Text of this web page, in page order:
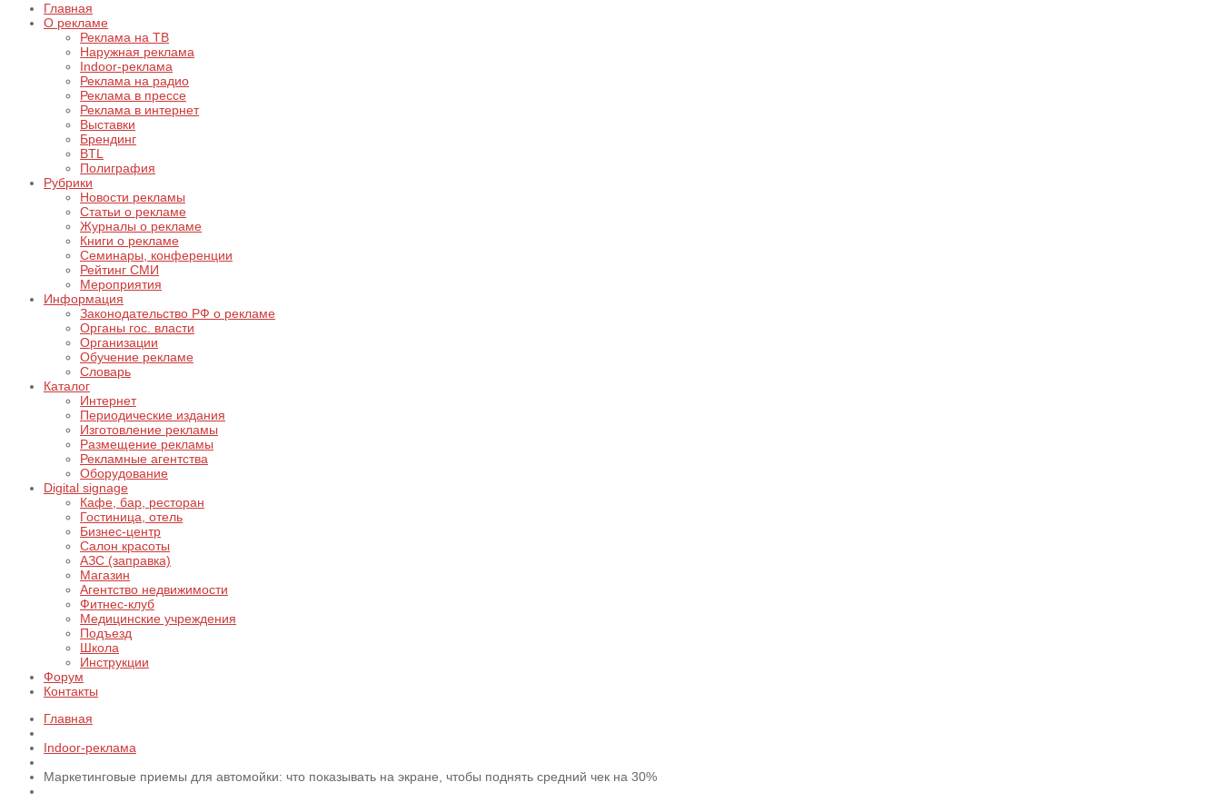
Главная
О рекламе
Реклама на ТВ
Наружная реклама
Indoor-реклама
Реклама на радио
Реклама в прессе
Реклама в интернет
Выставки
Брендинг
BTL
Полиграфия
Рубрики
Новости рекламы
Статьи о рекламе
Журналы о рекламе
Книги о рекламе
Семинары, конференции
Рейтинг СМИ
Мероприятия
Информация
Законодательство РФ о рекламе
Органы гос. власти
Организации
Обучение рекламе
Словарь
Каталог
Интернет
Периодические издания
Изготовление рекламы
Размещение рекламы
Рекламные агентства
Оборудование
Digital signage
Кафе, бар, ресторан
Гостиница, отель
Бизнес-центр
Салон красоты
АЗС (заправка)
Магазин
Агентство недвижимости
Фитнес-клуб
Медицинские учреждения
Подъезд
Школа
Инструкции
Форум
Контакты
Главная
Indoor-реклама
Маркетинговые приемы для автомойки: что показывать на экране, чтобы поднять средний чек на 30%